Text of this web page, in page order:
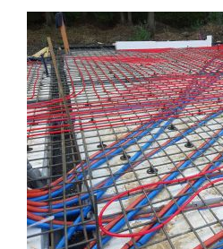
ОБСАДА
РАБОТА ПО МОНТАЖУ